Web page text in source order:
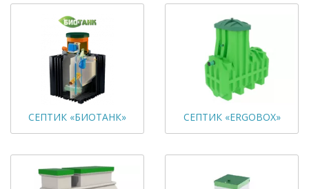
СЕПТИК «БИОТАНК» СЕПТИК «ERGOBOX»